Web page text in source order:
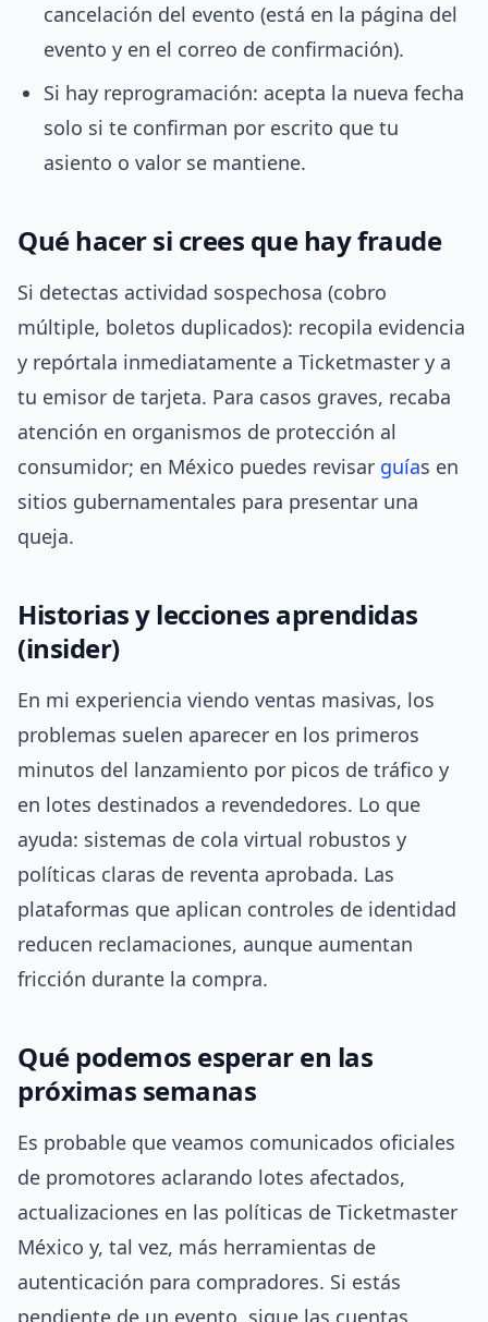
cancelación del evento (está en la página del
evento y en el correo de confirmación).
Si hay reprogramación: acepta la nueva fecha
solo si te confirman por escrito que tu
asiento o valor se mantiene.
Qué hacer si crees que hay fraude
Si detectas actividad sospechosa (cobro
múltiple, boletos duplicados): recopila evidencia
y repórtala inmediatamente a Ticketmaster y a
tu emisor de tarjeta. Para casos graves, recaba
atención en organismos de protección al
consumidor; en México puedes revisar guías en
sitios gubernamentales para presentar una
queja.
Historias y lecciones aprendidas
(insider)
En mi experiencia viendo ventas masivas, los
problemas suelen aparecer en los primeros
minutos del lanzamiento por picos de tráfico y
en lotes destinados a revendedores. Lo que
ayuda: sistemas de cola virtual robustos y
políticas claras de reventa aprobada. Las
plataformas que aplican controles de identidad
reducen reclamaciones, aunque aumentan
fricción durante la compra.
Qué podemos esperar en las
próximas semanas
Es probable que veamos comunicados oficiales
de promotores aclarando lotes afectados,
actualizaciones en las políticas de Ticketmaster
México y, tal vez, más herramientas de
autenticación para compradores. Si estás